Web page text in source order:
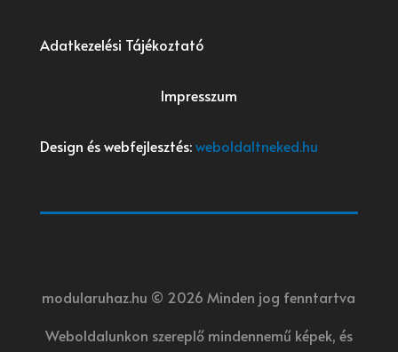
Adatkezelési Tájékoztató
Impresszum
Design és webfejlesztés:weboldaltneked.hu
modularuhaz.hu © 2026 Minden jog fenntartva
Weboldalunkon szereplő mindennemű képek, és